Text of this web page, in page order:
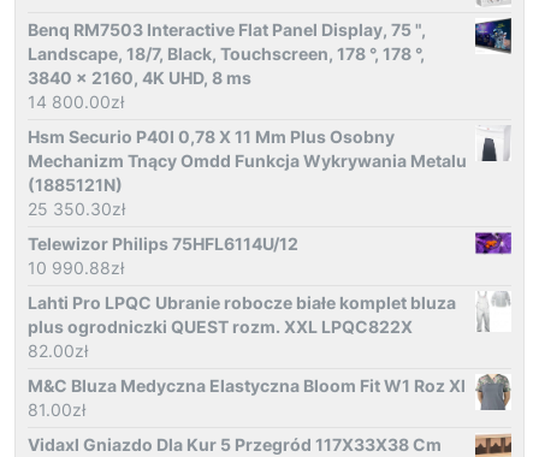
Benq RM7503 Interactive Flat Panel Display, 75 ",
Landscape, 18/7, Black, Touchscreen, 178 °, 178 °,
3840 x 2160, 4K UHD, 8 ms
14 800.00zł
Hsm Securio P40I 0,78 X 11 Mm Plus Osobny
Mechanizm Tnący Omdd Funkcja Wykrywania Metalu
(1885121N)
25 350.30zł
Telewizor Philips 75HFL6114U/12
10 990.88zł
Lahti Pro LPQC Ubranie robocze białe komplet bluza
plus ogrodniczki QUEST rozm. XXL LPQC822X
82.00zł
M&C Bluza Medyczna Elastyczna Bloom Fit W1 Roz Xl
81.00zł
Vidaxl Gniazdo Dla Kur 5 Przegród 117X33X38 Cm